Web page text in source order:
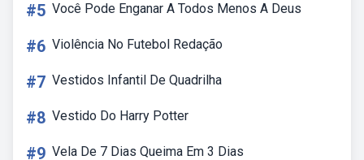
#5 Você Pode Enganar A Todos Menos A Deus
#6 Violência No Futebol Redação
#7 Vestidos Infantil De Quadrilha
#8 Vestido Do Harry Potter
#9 Vela De 7 Dias Queima Em 3 Dias